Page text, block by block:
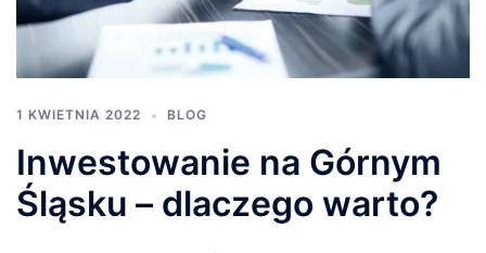
1 KWIETNIA 2022 BLOG
Inwestowanie na Górnym
Śląsku – dlaczego warto?